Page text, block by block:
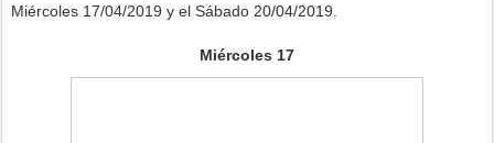
Miércoles 17/04/2019 y el Sábado 20/04/2019.
Miércoles 17